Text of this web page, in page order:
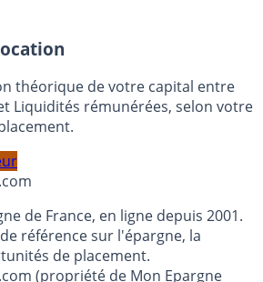
dédiée à cette offre.
théorique de votre capital entre
de France, en ligne depuis 2001.
référence sur l'épargne, la